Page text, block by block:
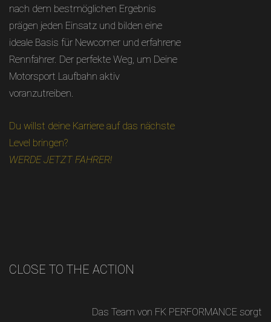
nach dem bestmöglichen Ergebnis
prägen jeden Einsatz und bilden eine
ideale Basis für Newcomer und erfahrene
Rennfahrer. Der perfekte Weg, um Deine
Motorsport Laufbahn aktiv
voranzutreiben.
Du willst deine Karriere auf das nächste
Level bringen?
WERDE JETZT FAHRER!
CLOSE TO THE ACTION
Das Team von FK PERFORMANCE sorgt